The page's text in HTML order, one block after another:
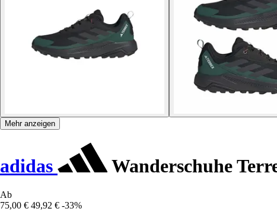
Mehr anzeigen
adidas Wanderschuhe
Ab
75,00 € 49,92 € -33%